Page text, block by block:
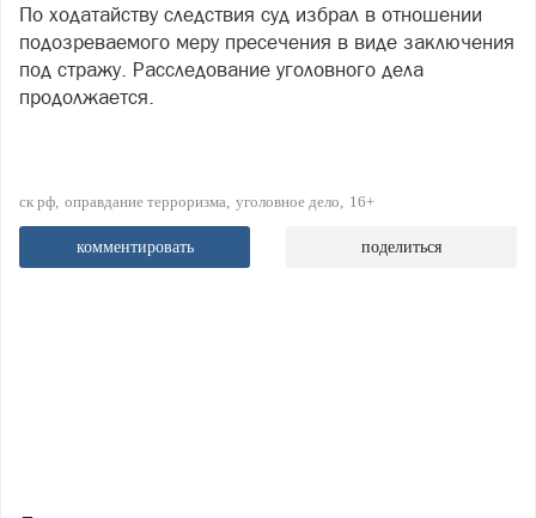
По ходатайству следствия суд избрал в отношении
подозреваемого меру пресечения в виде заключения
под стражу. Расследование уголовного дела
продолжается.
ск рф оправдание терроризма уголовное дело 16+
комментировать поделиться